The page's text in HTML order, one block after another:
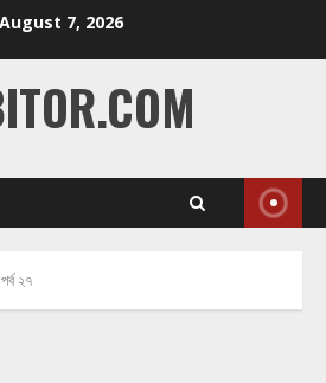
August 7, 2026
২৭